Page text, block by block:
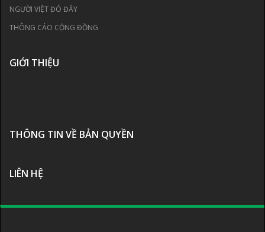
NGƯỜI VIỆT ĐÓ ĐÂY
THÔNG CÁO CỘNG ĐỒNG
GIỚI THIỆU
THÔNG TIN VỀ BẢN QUYỀN
LIÊN HỆ